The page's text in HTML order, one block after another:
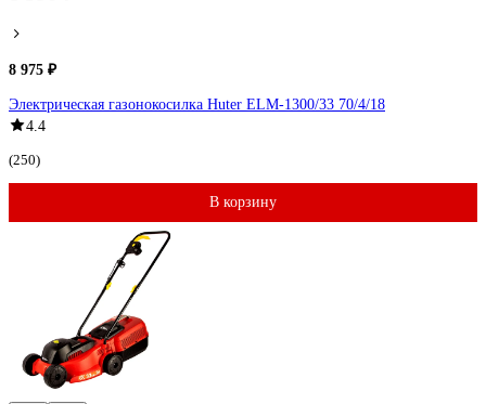
8 975 ₽
Электрическая газонокосилка Huter ELM-1300/33 70/4/18
4.4
(250)
В корзину